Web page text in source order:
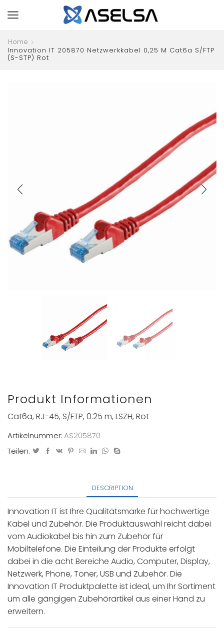
Home
Innovation IT 205870 Netzwerkkabel 0,25 M Cat6a S/FTP
(S-STP) Rot
Produkt Informationen
Cat6a, RJ-45, S/FTP, 0.25 m, LSZH, Rot
Artikelnummer:AS205870
Teilen:
DESCRIPTION
Innovation IT ist Ihre Qualitätsmarke für hochwertige
Kabel und Zubehör. Die Produktauswahl reicht dabei
vom Audiokabel bis hin zum Zubehör für
Mobiltelefone. Die Einteilung der Produkte erfolgt
dabei in die acht Bereiche Audio, Computer, Display,
Netzwerk, Phone, Toner, USB und Zubehör. Die
Innovation IT Produktpalette ist ideal, um Ihr Sortiment
um alle gängigen Zubehörartikel aus einer Hand zu
erweitern.